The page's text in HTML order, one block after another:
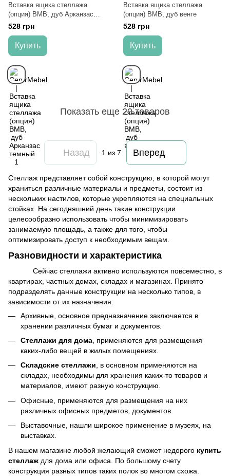
Вставка ящика стеллажа
(опция) ВМВ, дуб Арканзас
темный
528 грн
Купить
Вставка ящика стеллажа
(опция) ВМВ, дуб венге
528 грн
Купить
Показать еще 20 товаров
Назад 1 из 7 Вперед
Стеллаж представляет собой конструкцию, в которой могут
храниться различные материалы и предметы, состоит из
нескольких настилов, которые укрепляются на специальных
стойках. На сегодняшний день такие конструкции
целесообразно использовать чтобы минимизировать
занимаемую площадь, а также для того, чтобы
оптимизировать доступ к необходимым вещам.
Разновидности и характеристика
Сейчас стеллажи активно используются повсеместно, в
квартирах, частных домах, складах и магазинах. Принято
подразделять данные конструкции на несколько типов, в
зависимости от их назначения:
Архивные, основное предназначение заключается в
хранении различных бумаг и документов.
Стеллажи для дома , применяются для размещения
каких-либо вещей в жилых помещениях.
Складские стеллажи, в основном применяются на
складах, необходимы для хранения каких-то товаров и
материалов, имеют разную конструкцию.
Офисные, применяются для размещения на них
различных офисных предметов, документов.
Выставочные, нашли широкое применение в музеях, на
выставках.
В нашем магазине любой желающий сможет недорого купить
стеллаж для дома или офиса. По большому счету
конструкция разных типов таких полок во многом схожа.